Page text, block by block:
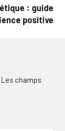
: guide
positive
Les champs